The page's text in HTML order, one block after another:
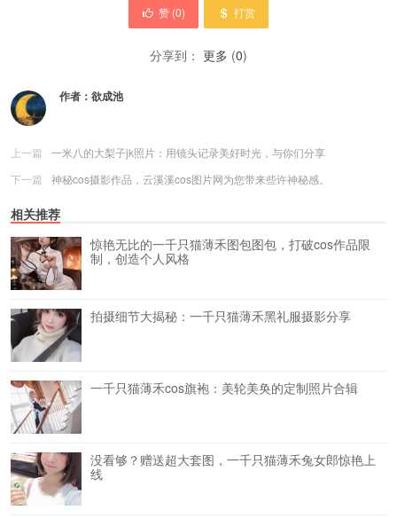
赞 (0) 打赏
分享到： 更多 (0)
作者： 欲成池
上一篇
一米八的大梨子jk照片：用镜头记录美好时光，与你们分享
下一篇
神秘cos摄影作品，云溪溪cos图片网为您带来些许神秘感。
相关推荐
惊艳无比的一千只猫薄禾图包图包，打破cos作品限
制，创造个人风格
拍摄细节大揭秘：一千只猫薄禾黑礼服摄影分享
一千只猫薄禾cos旗袍：美轮美奂的定制照片合辑
没看够？赠送超大套图，一千只猫薄禾兔女郎惊艳上
线